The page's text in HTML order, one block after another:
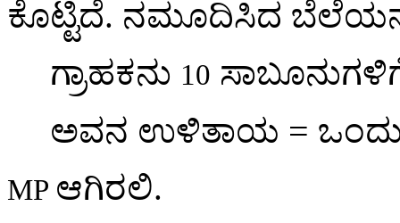
ಕೊಟ್ಟಿದೆ. ನಮೂದಿಸಿದ
ಗ್ರಾಹಕನು 10
ಅವನ ಉಳಿತಾಯ =
MP ಆಗಿರಲಿ.